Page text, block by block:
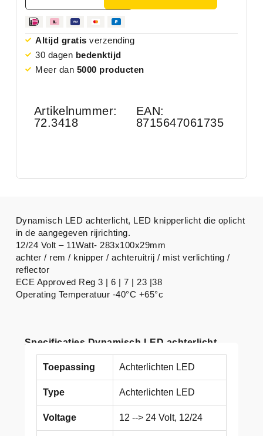
Altijd gratis verzending
30 dagen bedenktijd
Meer dan 5000 producten
Artikelnummer:
72.3418
EAN:
8715647061735
Specificaties Dynamisch LED achterlicht
Toepassing Achterlichten LED
Type Achterlichten LED
Voltage 12 --> 24 Volt, 12/24
Dynamisch LED achterlicht, LED knipperlicht die oplicht
in de aangegeven rijrichting.
12/24 Volt – 11Watt- 283x100x29mm
achter / rem / knipper / achteruitrij / mist verlichting /
reflector
ECE Approved Reg 3 | 6 | 7 | 23 |38
Operating Temperatuur -40°C +65°c